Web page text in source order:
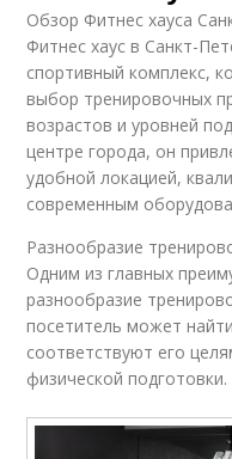
Обзор Фитнес хауса
Фитнес хаус в Санкт-
спортивный комплекс,
выбор тренировочных
возрастов и уровней
центре города, он
удобной локацией,
современным
Разнообразие
Одним из главных
разнообразие
посетитель может
соответствуют его
физической подготовки.